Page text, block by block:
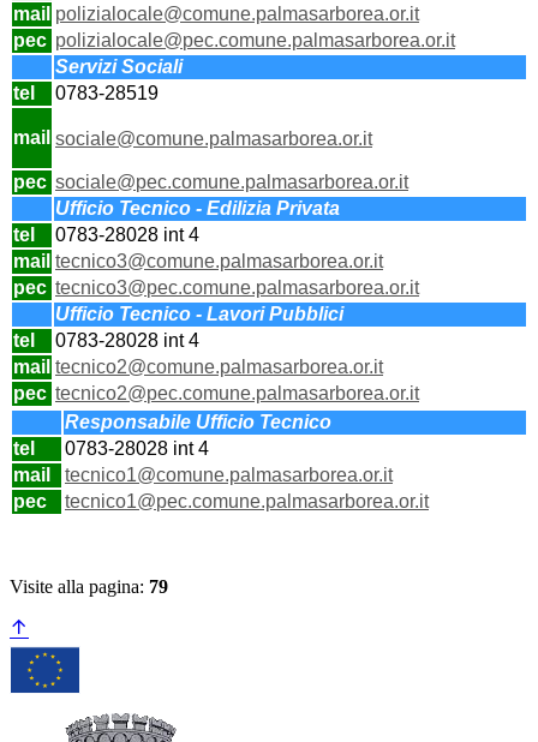
mail polizialocale@comune.palmasarborea.or.it
pec polizialocale@pec.comune.palmasarborea.or.it
Servizi Sociali
tel
0783-28519
mail sociale@comune.palmasarborea.or.it
pec sociale@pec.comune.palmasarborea.or.it
Ufficio Tecnico - Edilizia Privata
tel
0783-28028 int 4
mail tecnico3@comune.palmasarborea.or.it
pec tecnico3@pec.comune.palmasarborea.or.it
Ufficio Tecnico - Lavori Pubblici
tel
0783-28028 int 4
mail tecnico2@comune.palmasarborea.or.it
pec tecnico2@pec.comune.palmasarborea.or.it
Responsabile Ufficio Tecnico
tel
0783-28028 int 4
mail
tecnico1@comune.palmasarborea.or.it
pec
tecnico1@pec.comune.palmasarborea.or.it
Visite alla pagina: 79